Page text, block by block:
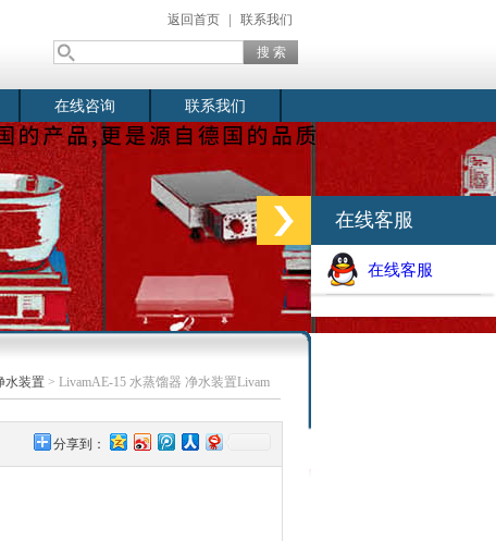
返回首页 联系我们
在线咨询 联系我们
水装置 > LivamAE-15 水蒸馏器 净水装置Livam
分享到：
在线客服
在线客服